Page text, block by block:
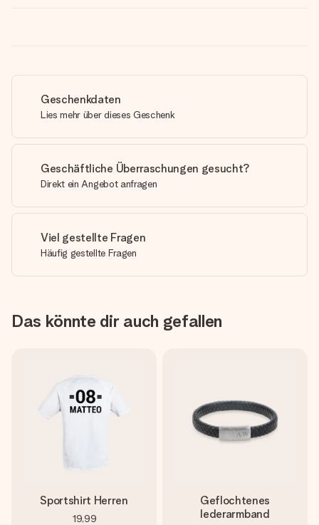
Geschenkdaten
Lies mehr über dieses Geschenk
Geschäftliche Überraschungen gesucht?
Direkt ein Angebot anfragen
Viel gestellte Fragen
Häufig gestellte Fragen
Das könnte dir auch gefallen
Sportshirt Herren
19,99
Geflochtenes
lederarmband